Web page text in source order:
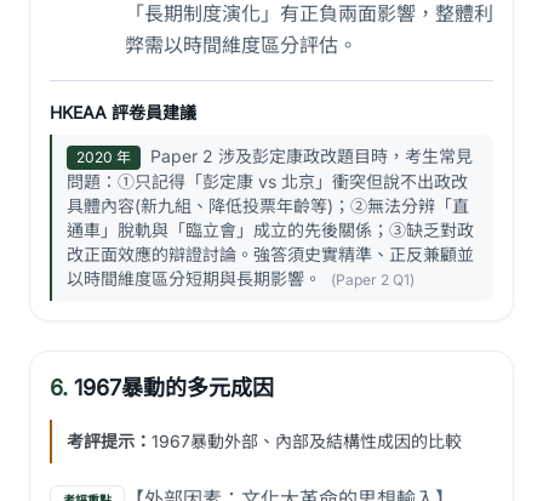
「長期制度演化」有正負兩面影響，整體利
弊需以時間維度區分評估。
HKEAA 評卷員建議
2020 年
Paper 2 涉及彭定康政改題目時，考生常見
問題：①只記得「彭定康 vs 北京」衝突但說不出政改
具體內容(新九組、降低投票年齡等)；②無法分辨「直
通車」脫軌與「臨立會」成立的先後關係；③缺乏對政
改正面效應的辯證討論。強答須史實精準、正反兼顧並
以時間維度區分短期與長期影響。
(Paper 2 Q1)
6. 1967暴動的多元成因
考評提示： 1967暴動外部、內部及結構性成因的比較